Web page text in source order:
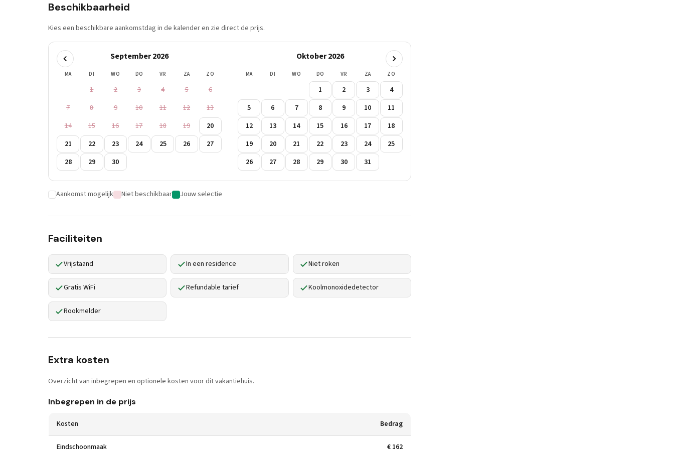
Beschikbaarheid
Kies een beschikbare aankomstdag in de kalender en zie direct de prijs.
September 2026
MA DI WO DO VR ZA ZO
1 2 3 4 5
6
7
8 9 10 11 12
13
14
15 16 17 18 19
20
21
22 23 24 25 26
27
28
29 30
Oktober 2026
MA DI WO DO VR ZA ZO
1 2 3
4
5
6 7 8 9 10
11
12
13 14 15 16 17
18
19
20 21 22 23 24
25
26
27 28 29 30 31
Aankomst mogelijk Niet beschikbaar Jouw selectie
Faciliteiten
Vrijstaand In een residence Niet roken
Gratis WiFi Refundable tarief Koolmonoxidedetector
Rookmelder
Extra kosten
Overzicht van inbegrepen en optionele kosten voor dit vakantiehuis.
Inbegrepen in de prijs
Kosten Bedrag
Eindschoonmaak € 162